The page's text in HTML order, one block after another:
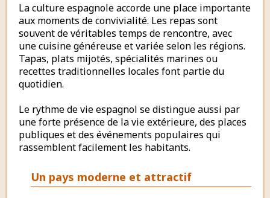
La culture espagnole accorde une place importante
aux moments de convivialité. Les repas sont
souvent de véritables temps de rencontre, avec
une cuisine généreuse et variée selon les régions.
Tapas, plats mijotés, spécialités marines ou
recettes traditionnelles locales font partie du
quotidien.
Le rythme de vie espagnol se distingue aussi par
une forte présence de la vie extérieure, des places
publiques et des événements populaires qui
rassemblent facilement les habitants.
Un pays moderne et attractif